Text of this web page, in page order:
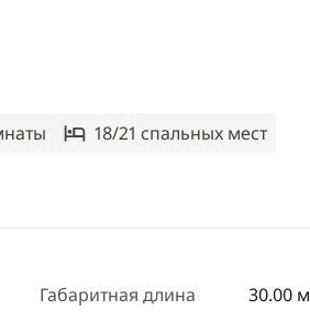
18/21 спальныx мест
Габаритная длина 30.00 м